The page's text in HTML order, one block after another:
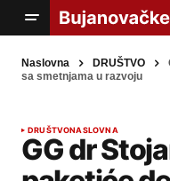
Naslovna DRUŠTVO
sa smetnjama u razvoju
DRUŠTVONASLOVNA
GG dr